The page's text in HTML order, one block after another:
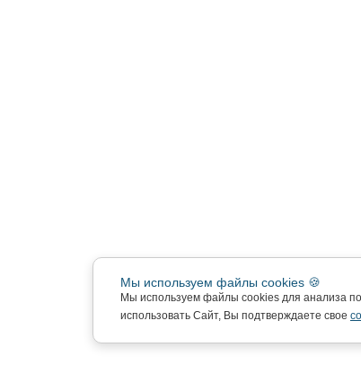
Мы используем файлы cookies 🍪
Мы используем файлы cookies для анализа
использовать Сайт, Вы подтверждаете свое